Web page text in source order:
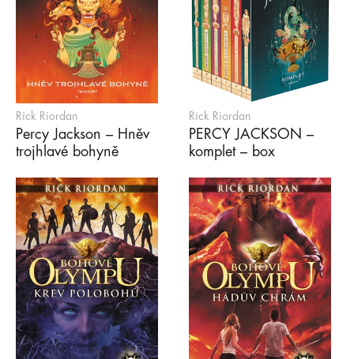
Rick Riordan
Percy Jackson – Hněv
trojhlavé bohyně
Rick Riordan
PERCY JACKSON –
komplet – box